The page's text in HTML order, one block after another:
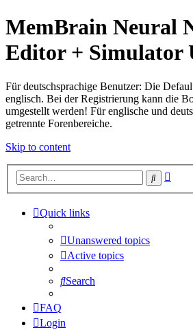
MemBrain Neural
Editor + Simulator
Für deutschsprachige Benutzer: Die
englisch. Bei der Registrierung kann die
umgestellt werden! Für englische und
getrennte Forenbereiche.
Skip to content
Search
Quick links
Unanswered topics
Active topics
Search
FAQ
Login